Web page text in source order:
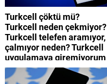
Turkcell çöktü mü?
Turkcell neden çekmiyor?
Turkcell telefen aramıyor,
çalmıyor neden? Turkcell
uygulamaya giremiyorum
neden? Turkcell internet
neden yavaş?